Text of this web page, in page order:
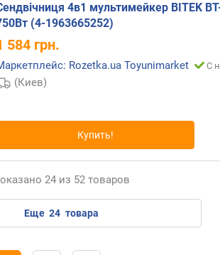
4в1 мультимейкер BITEK
(4-1963665252)
584 грн.
Rozetka.ua Toyunimarket С
(Киев)
Купить!
24 из 52 товаров
еще 24 товара